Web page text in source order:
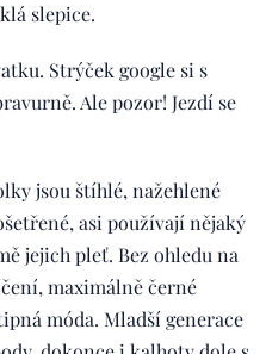
slepice.
Strýček google si s
Ale pozor! Jezdí se
jsou štíhlé, nažehlené
asi používají nějaký
jejich pleť. Bez ohledu na
maximálně černé
móda. Mladší generace